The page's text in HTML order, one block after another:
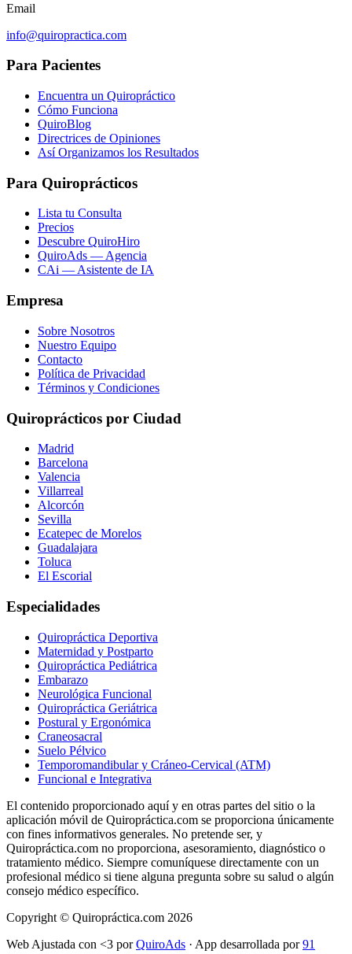
Email
info@quiropractica.com
Para Pacientes
Encuentra un Quiropráctico
Cómo Funciona
QuiroBlog
Directrices de Opiniones
Así Organizamos los Resultados
Para Quiroprácticos
Lista tu Consulta
Precios
Descubre QuiroHiro
QuiroAds — Agencia
CAi — Asistente de IA
Empresa
Sobre Nosotros
Nuestro Equipo
Contacto
Política de Privacidad
Términos y Condiciones
Quiroprácticos por Ciudad
Madrid
Barcelona
Valencia
Villarreal
Alcorcón
Sevilla
Ecatepec de Morelos
Guadalajara
Toluca
El Escorial
Especialidades
Quiropráctica Deportiva
Maternidad y Postparto
Quiropráctica Pediátrica
Embarazo
Neurológica Funcional
Quiropráctica Geriátrica
Postural y Ergonómica
Craneosacral
Suelo Pélvico
Temporomandibular y Cráneo-Cervical (ATM)
Funcional e Integrativa
El contenido proporcionado aquí y en otras partes del sitio o la
aplicación móvil de Quiropráctica.com se proporciona únicamente
con fines informativos generales. No pretende ser, y
Quiropráctica.com no proporciona, asesoramiento, diagnóstico o
tratamiento médico. Siempre comuníquese directamente con un
profesional médico si tiene alguna pregunta sobre su salud o algún
consejo médico específico.
Copyright © Quiropráctica.com 2026
Web Ajustada con <3 por QuiroAds · App desarrollada por 91